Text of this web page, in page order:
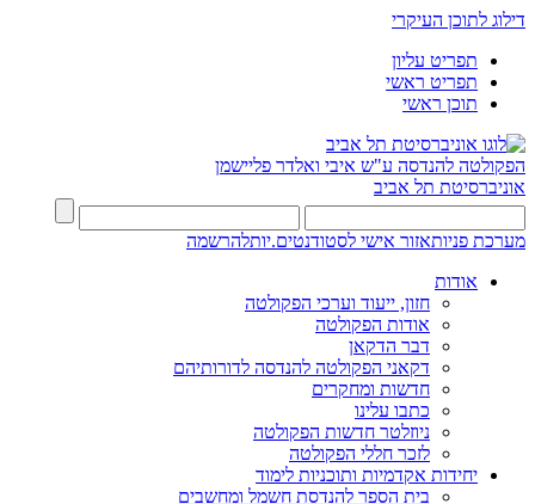
דילוג לתוכן העיקרי
תפריט עליון
תפריט ראשי
תוכן ראשי
הפקולטה להנדסה ע"ש איבי ואלדר פליישמן
אוניברסיטת תל אביב
מערכת פניותאזור אישי לסטודנטים.יותלהרשמה
אודות
חזון, ייעוד וערכי הפקולטה
אודות הפקולטה
דבר הדקאן
דקאני הפקולטה להנדסה לדורותיהם
חדשות ומחקרים
כתבו עלינו
ניוזלטר חדשות הפקולטה
לזכר חללי הפקולטה
יחידות אקדמיות ותוכניות לימוד
בית הספר להנדסת חשמל ומחשבים